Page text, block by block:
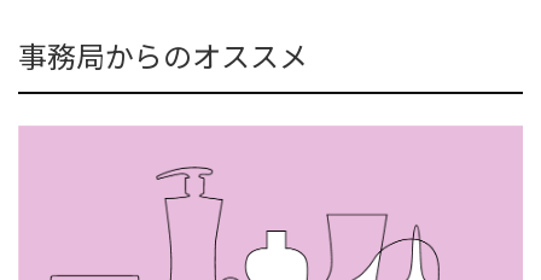
事務局からのオススメ